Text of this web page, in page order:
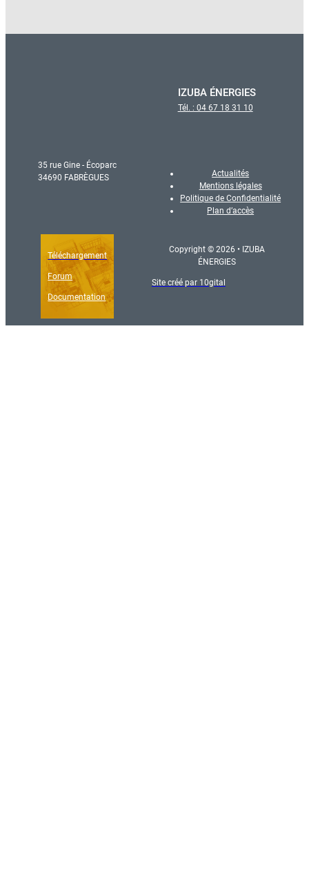
IZUBA ÉNERGIES
Tél. : 04 67 18 31 10
35 rue Gine - Écoparc
34690 FABRÈGUES
Actualités
Mentions légales
Politique de Confidentialité
Plan d’accès
Téléchargement
Forum
Documentation
Copyright © 2026 • IZUBA
ÉNERGIES
Site créé par 10gital